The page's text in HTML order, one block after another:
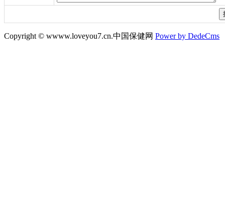
Copyright © wwww.loveyou7.cn.中国保健网 Power by DedeCms